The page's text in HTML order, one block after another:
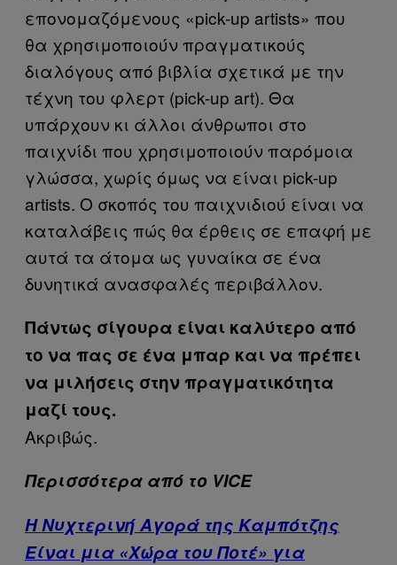
επονομαζόμενους «pick-up artists» που
θα χρησιμοποιούν πραγματικούς
διαλόγους από βιβλία σχετικά με την
τέχνη του φλερτ (pick-up art). Θα
υπάρχουν κι άλλοι άνθρωποι στο
παιχνίδι που χρησιμοποιούν παρόμοια
γλώσσα, χωρίς όμως να είναι pick-up
artists. Ο σκοπός του παιχνιδιού είναι να
καταλάβεις πώς θα έρθεις σε επαφή με
αυτά τα άτομα ως γυναίκα σε ένα
δυνητικά ανασφαλές περιβάλλον.
Πάντως σίγουρα είναι καλύτερο από
το να πας σε ένα μπαρ και να πρέπει
να μιλήσεις στην πραγματικότητα
μαζί τους.
Ακριβώς.
Περισσότερα από το VICE
Η Νυχτερινή Αγορά της Καμπότζης
Είναι μια «Χώρα του Ποτέ» για